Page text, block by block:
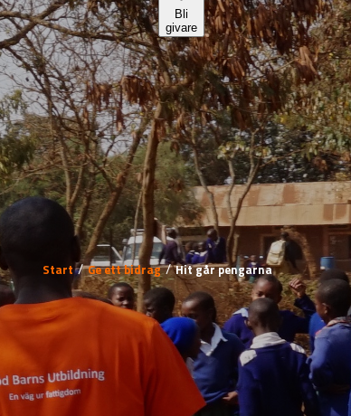
Start Ge ett bidrag Hit går pengarna